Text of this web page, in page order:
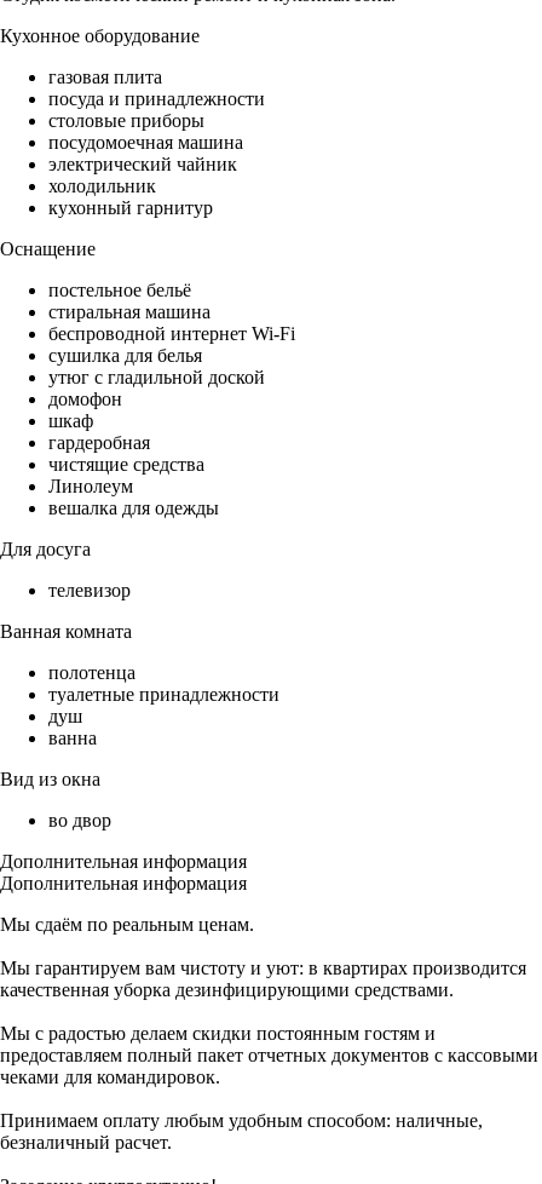
Кухонное оборудование
газовая плита
посуда и принадлежности
столовые приборы
посудомоечная машина
электрический чайник
холодильник
кухонный гарнитур
Оснащение
постельное бельё
стиральная машина
беспроводной интернет Wi-Fi
сушилка для белья
утюг с гладильной доской
домофон
шкаф
гардеробная
чистящие средства
Линолеум
вешалка для одежды
Для досуга
телевизор
Ванная комната
полотенца
туалетные принадлежности
душ
ванна
Вид из окна
во двор
Дополнительная информация
Дополнительная информация
Мы сдаём по реальным ценам.
Мы гарантируем вам чистоту и уют: в квартирах производится
качественная уборка дезинфицирующими средствами.
Мы с радостью делаем скидки постоянным гостям и
предоставляем полный пакет отчетных документов с кассовыми
чеками для командировок.
Принимаем оплату любым удобным способом: наличные,
безналичный расчет.